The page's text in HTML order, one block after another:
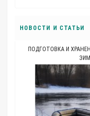
НОВОСТИ И СТАТЬИ
ПОДГОТОВКА И